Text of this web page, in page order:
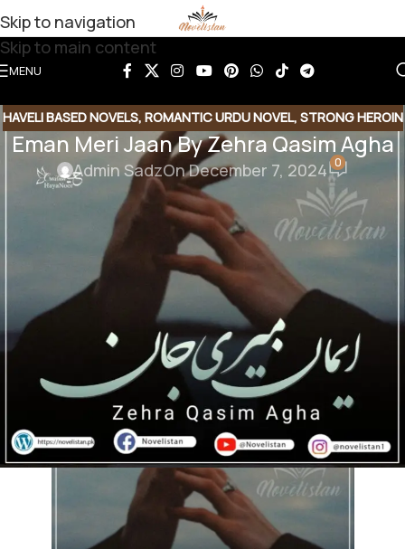
Skip to navigation
Skip to main content
MENU
HAVELI BASED NOVELS, ROMANTIC URDU NOVEL, STRONG HEROIN
Eman Meri Jaan By Zehra Qasim Agha
Admin SadzOn December 7, 2024 0
Eman Meri Jaan By Zehra Qasim
Genre : Romantic Hero , Strong heroain , Haweli
based |
Download Link